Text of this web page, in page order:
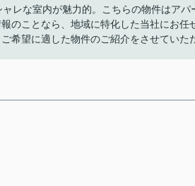
レな室内が魅力的。こちらの物件はア
のことなら、地域に特化した当社にお
希望に適した物件のご紹介をさせてい